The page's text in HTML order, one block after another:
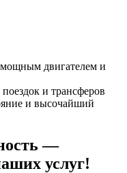
двигателем и
и трансферов
и высочайший
—
услуг!